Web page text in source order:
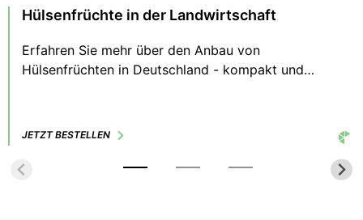
Hülsenfrüchte in der Landwirtschaft
Erfahren Sie mehr über den Anbau von
Hülsenfrüchten in Deutschland - kompakt und
JETZT BESTELLEN